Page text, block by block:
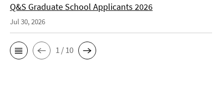
Q&S Graduate School Applicants 2026
Jul 30, 2026
1 / 10